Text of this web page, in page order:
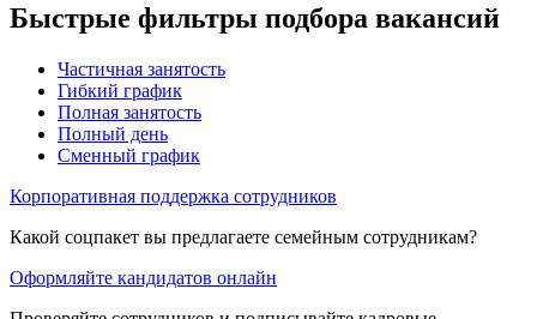
Быстрые фильтры подбора вакансий
Частичная занятость
Гибкий график
Полная занятость
Полный день
Сменный график
Корпоративная поддержка сотрудников
Какой соцпакет вы предлагаете семейным сотрудникам?
Оформляйте кандидатов онлайн